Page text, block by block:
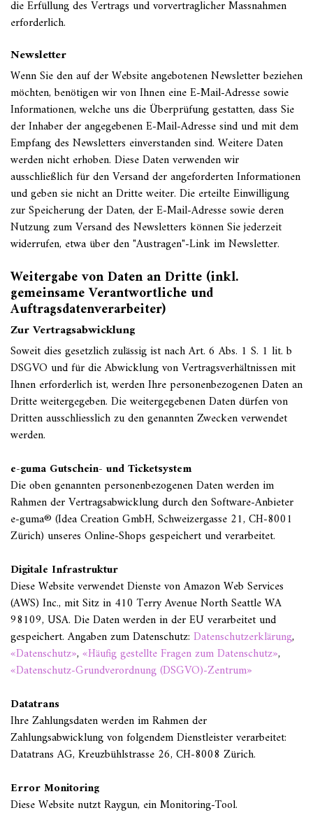
die Erfüllung des Vertrags und vorvertraglicher Massnahmen
erforderlich.
Newsletter
Wenn Sie den auf der Website angebotenen Newsletter beziehen
möchten, benötigen wir von Ihnen eine E-Mail-Adresse sowie
Informationen, welche uns die Überprüfung gestatten, dass Sie
der Inhaber der angegebenen E-Mail-Adresse sind und mit dem
Empfang des Newsletters einverstanden sind. Weitere Daten
werden nicht erhoben. Diese Daten verwenden wir
ausschließlich für den Versand der angeforderten Informationen
und geben sie nicht an Dritte weiter. Die erteilte Einwilligung
zur Speicherung der Daten, der E-Mail-Adresse sowie deren
Nutzung zum Versand des Newsletters können Sie jederzeit
widerrufen, etwa über den "Austragen"-Link im Newsletter.
Weitergabe von Daten an Dritte (inkl.
gemeinsame Verantwortliche und
Auftragsdatenverarbeiter)
Zur Vertragsabwicklung
Soweit dies gesetzlich zulässig ist nach Art. 6 Abs. 1 S. 1 lit. b
DSGVO und für die Abwicklung von Vertragsverhältnissen mit
Ihnen erforderlich ist, werden Ihre personenbezogenen Daten an
Dritte weitergegeben. Die weitergegebenen Daten dürfen von
Dritten ausschliesslich zu den genannten Zwecken verwendet
werden.
e-guma Gutschein- und Ticketsystem
Die oben genannten personenbezogenen Daten werden im
Rahmen der Vertragsabwicklung durch den Software-Anbieter
e-guma® (Idea Creation GmbH, Schweizergasse 21, CH-8001
Zürich) unseres Online-Shops gespeichert und verarbeitet.
Digitale Infrastruktur
Diese Website verwendet Dienste von Amazon Web Services
(AWS) Inc., mit Sitz in 410 Terry Avenue North Seattle WA
98109, USA. Die Daten werden in der EU verarbeitet und
gespeichert. Angaben zum Datenschutz: Datenschutzerklärung,
«Datenschutz», «Häufig gestellte Fragen zum Datenschutz»,
«Datenschutz-Grundverordnung (DSGVO)-Zentrum»
Datatrans
Ihre Zahlungsdaten werden im Rahmen der
Zahlungsabwicklung von folgendem Dienstleister verarbeitet:
Datatrans AG, Kreuzbühlstrasse 26, CH-8008 Zürich.
Error Monitoring
Diese Website nutzt Raygun, ein Monitoring-Tool.